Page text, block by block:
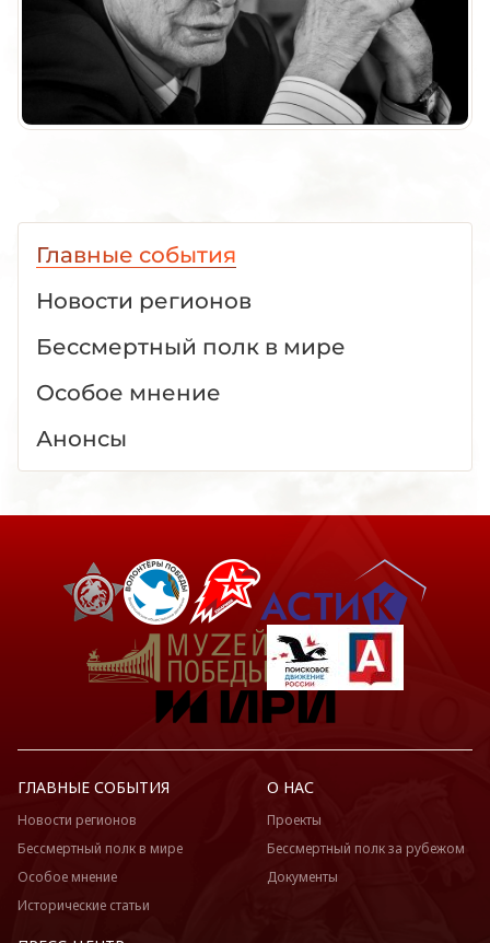
Главные события
Новости регионов
Бессмертный полк в мире
Особое мнение
Анонсы
ГЛАВНЫЕ СОБЫТИЯ
Новости регионов
Бессмертный полк в мире
Особое мнение
Исторические статьи
О НАС
Проекты
Бессмертный полк за рубежом
Документы